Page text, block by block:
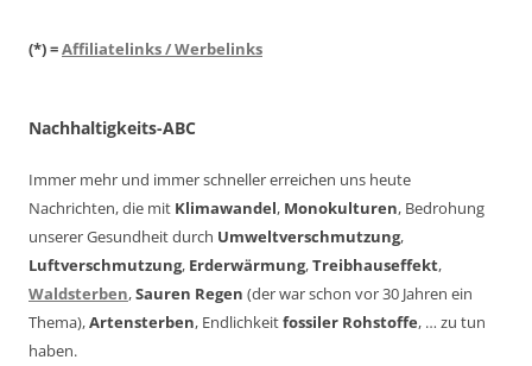
(*) =Affiliatelinks / Werbelinks
Nachhaltigkeits-ABC
Immer mehr und immer schneller erreichen uns heute
Nachrichten, die mit Klimawandel, Monokulturen, Bedrohung
unserer Gesundheit durch Umweltverschmutzung,
Luftverschmutzung, Erderwärmung,Treibhauseffekt,
Waldsterben,Sauren Regen (der war schon vor 30 Jahren ein
Thema),Artensterben, Endlichkeitfossiler Rohstoffe, … zu tun
haben.